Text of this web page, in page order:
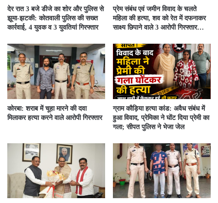
देर रात 3 बजे डीजे का शोर और पुलिस से
झूमा-झटकी: कोतवाली पुलिस की सख्त
कार्रवाई, 4 युवक व 3 युवतियां गिरफ्तार
प्रेम संबंध एवं जमीन विवाद के चलते
महिला की हत्या, शव को रेत में दफनाकर
साक्ष्य छिपाने वाले 3 आरोपी गिरफ्तार…
कोरबा: शराब में चूहा मारने की दवा
मिलाकर हत्या करने वाले आरोपी गिरफ्तार
ग्राम कौड़िया हत्या कांड: अवैध संबंध में
हुआ विवाद, प्रेमिका ने घोंट दिया प्रेमी का
गला; सीपत पुलिस ने भेजा जेल